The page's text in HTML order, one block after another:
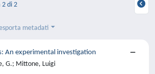
di 2
metadati
An experimental investigation
G.; Mittone, Luigi